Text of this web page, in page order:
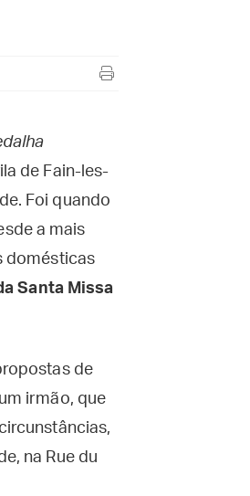
de Fain-les-
Foi quando
a mais
domésticas
Santa Missa
de
irmão, que
na Rue du